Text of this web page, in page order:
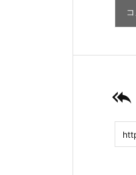
